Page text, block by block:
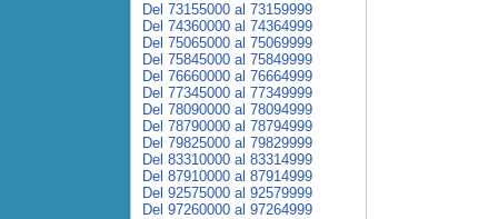
Del 73155000 al 73159999
Del 74360000 al 74364999
Del 75065000 al 75069999
Del 75845000 al 75849999
Del 76660000 al 76664999
Del 77345000 al 77349999
Del 78090000 al 78094999
Del 78790000 al 78794999
Del 79825000 al 79829999
Del 83310000 al 83314999
Del 87910000 al 87914999
Del 92575000 al 92579999
Del 97260000 al 97264999